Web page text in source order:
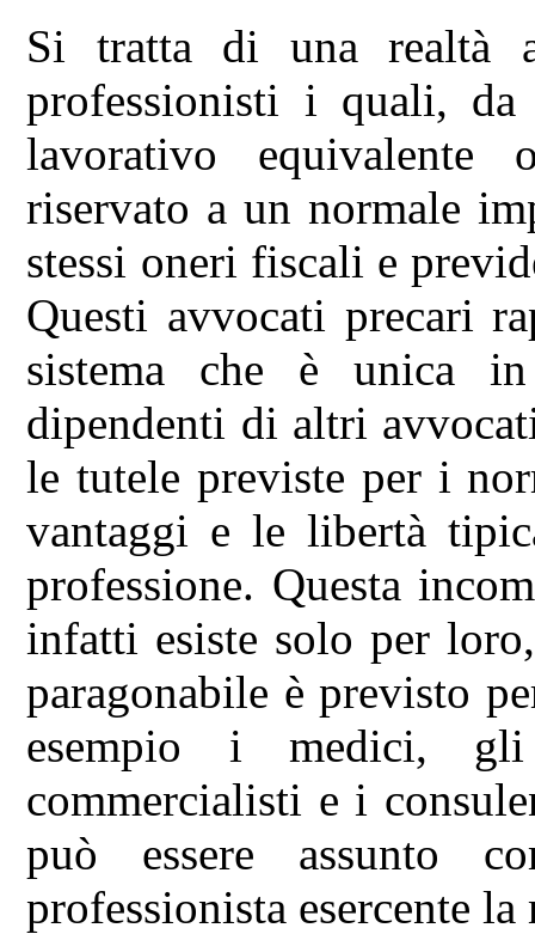
Si tratta di una realtà
professionisti i quali,
lavorativo
riservato a un normale
stessi oneri fiscali e
Questi avvocati precari
sistema che è unica
dipendenti di altri
le tutele previste per i
vantaggi e le libertà
professione. Questa
infatti esiste solo per
paragonabile è previsto
esempio i medici,
commercialisti e i
può essere assunto
professionista esercente